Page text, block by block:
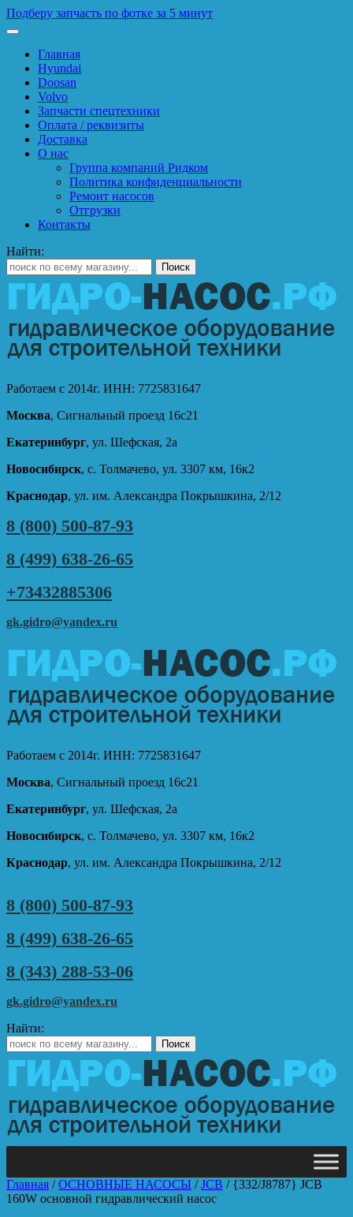
Подберу запчасть по фотке за 5 минут
Главная
Hyundai
Doosan
Volvo
Запчасти спецтехники
Оплата / реквизиты
Доставка
О нас
Группа компаний Ридком
Политика конфиденциальности
Ремонт насосов
Отгрузки
Контакты
Найти:
Работаем с 2014г. ИНН: 7725831647
Москва, Сигнальный проезд 16с21
Екатеринбург, ул. Шефская, 2а
Новосибирск, с. Толмачево, ул. 3307 км, 16к2
Краснодар, ул. им. Александра Покрышкина, 2/12
8 (800) 500-87-93
8 (499) 638-26-65
+73432885306
gk.gidro@yandex.ru
Работаем с 2014г. ИНН: 7725831647
Москва, Сигнальный проезд 16с21
Екатеринбург, ул. Шефская, 2а
Новосибирск, с. Толмачево, ул. 3307 км, 16к2
Краснодар, ул. им. Александра Покрышкина, 2/12
8 (800) 500-87-93
8 (499) 638-26-65
8 (343) 288-53-06
gk.gidro@yandex.ru
Найти:
Главная /ОСНОВНЫЕ НАСОСЫ /JCB / {332/J8787} JCB
160W основной гидравлический насоc